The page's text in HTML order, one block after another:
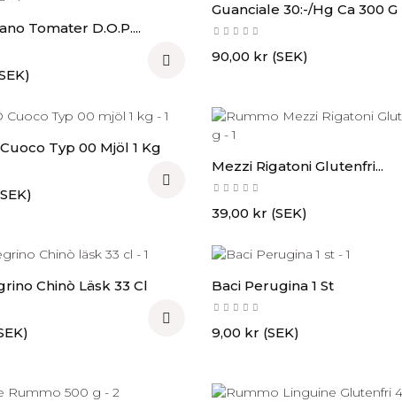
Tomater D.O.P....

Guanciale 30:-/hg Ca 300 G
Pris
90,00 kr (SEK)
Typ 00 Mjöl 1 Kg

Mezzi Rigatoni Glutenfri...
Pris
39,00 kr (SEK)
Chinò Läsk 33 Cl

Baci Perugina 1 St
Pris
9,00 kr (SEK)